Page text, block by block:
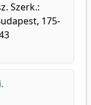
Szerk.:
175-